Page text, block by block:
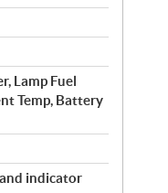
Lamp Fuel
Temp, Battery
indicator